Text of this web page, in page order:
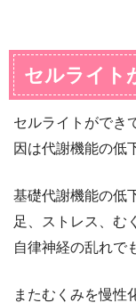
セルライト
セルライトができ
因は代謝機能の低
基礎代謝機能の低
足、ストレス、む
自律神経の乱れで
またむくみを慢性